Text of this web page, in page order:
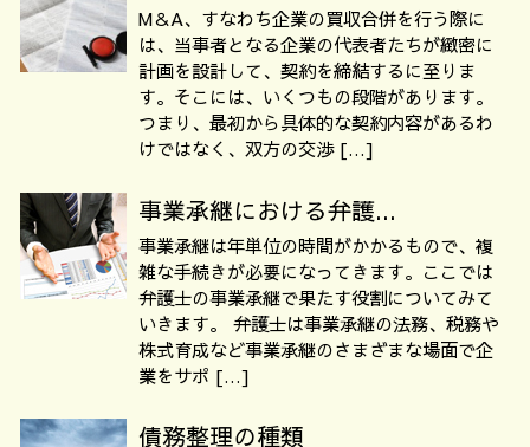
M＆A、すなわち企業の買収合併を行う際に
は、当事者となる企業の代表者たちが緻密に
計画を設計して、契約を締結するに至りま
す。そこには、いくつもの段階があります。
つまり、最初から具体的な契約内容があるわ
けではなく、双方の交渉 […]
事業承継における弁護...
事業承継は年単位の時間がかかるもので、複
雑な手続きが必要になってきます。ここでは
弁護士の事業承継で果たす役割についてみて
いきます。 弁護士は事業承継の法務、税務や
株式育成など事業承継のさまざまな場面で企
業をサポ […]
債務整理の種類